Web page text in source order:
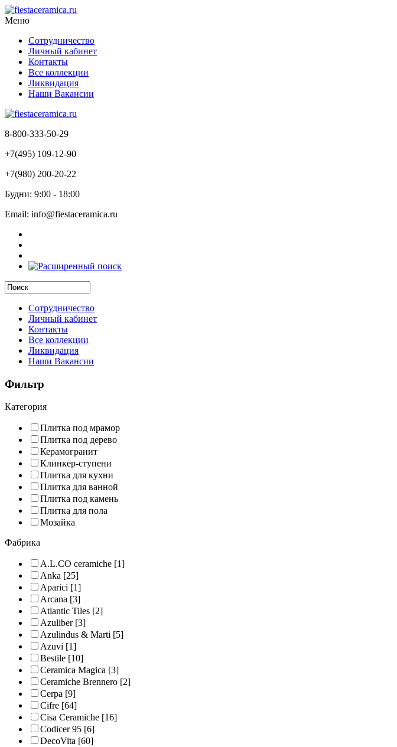
Меню
Сотрудничество
Личный кабинет
Контакты
Все коллекции
Ликвидация
Наши Вакансии
8-800-333-50-29
+7(495) 109-12-90
+7(980) 200-20-22
Будни: 9:00 - 18:00
Email: info@fiestaceramica.ru
Сотрудничество
Личный кабинет
Контакты
Все коллекции
Ликвидация
Наши Вакансии
Фильтр
Категория
Плитка под мрамор
Плитка под дерево
Керамогранит
Клинкер-ступени
Плитка для кухни
Плитка для ванной
Плитка под камень
Плитка для пола
Мозайка
Фабрика
A.L.CO ceramiche [1]
Anka [25]
Aparici [1]
Arcana [3]
Atlantic Tiles [2]
Azuliber[3]
Azulindus & Marti [5]
Azuvi [1]
Bestile [10]
Ceramica Magica [3]
Ceramiche Brennero [2]
Cerpa [9]
Cifre [64]
Cisa Ceramiche [16]
Codicer 95 [6]
DecoVita [60]